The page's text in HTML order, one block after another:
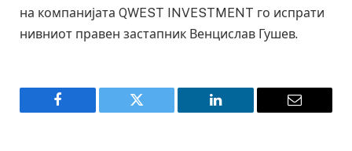
на компанијата QWEST INVESTMENT го испрати
нивниот правен застапник Венцислав Гушев.
Facebook Twitter LinkedIn Email